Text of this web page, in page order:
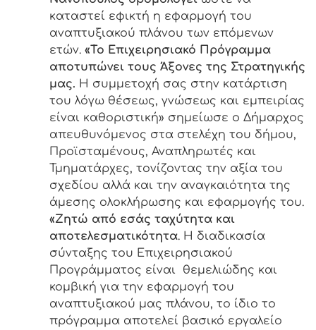
καταστεί εφικτή η εφαρμογή του
αναπτυξιακού πλάνου των επόμενων
ετών. «Το Επιχειρησιακό Πρόγραμμα
αποτυπώνει τους Άξονες της Στρατηγικής
μας. Η συμμετοχή σας στην κατάρτιση
του λόγω θέσεως, γνώσεως και εμπειρίας
είναι καθοριστική» σημείωσε ο Δήμαρχος
απευθυνόμενος στα στελέχη του δήμου,
Προϊσταμένους, Αναπληρωτές και
Τμηματάρχες, τονίζοντας την αξία του
σχεδίου αλλά και την αναγκαιότητα της
άμεσης ολοκλήρωσης και εφαρμογής του.
«Ζητώ από εσάς ταχύτητα και
αποτελεσματικότητα. Η διαδικασία
σύνταξης του Επιχειρησιακού
Προγράμματος είναι θεμελιώδης και
κομβική για την εφαρμογή του
αναπτυξιακού μας πλάνου, το ίδιο το
πρόγραμμα αποτελεί βασικό εργαλείο